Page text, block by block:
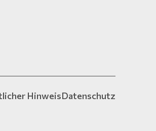
HinweisDatenschutz